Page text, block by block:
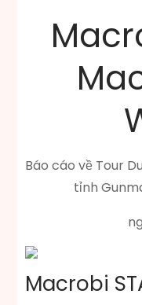
Báo cáo về Tour
tỉnh
Macrobi